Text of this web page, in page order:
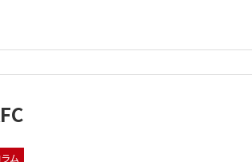
ム